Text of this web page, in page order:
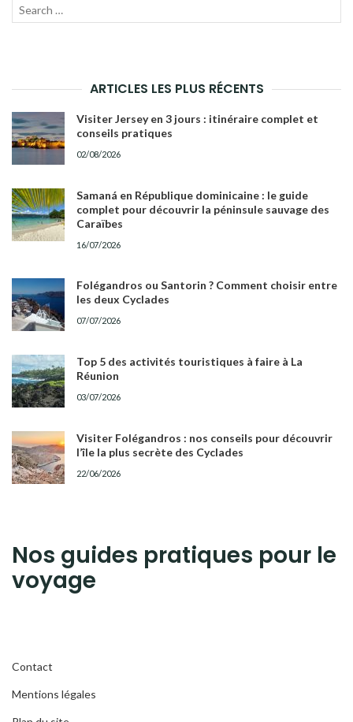
Recherche
ARTICLES LES PLUS RÉCENTS
Visiter Jersey en 3 jours : itinéraire complet et
conseils pratiques
02/08/2026
Samaná en République dominicaine : le guide
complet pour découvrir la péninsule sauvage des
Caraïbes
16/07/2026
Folégandros ou Santorin ? Comment choisir entre
les deux Cyclades
07/07/2026
Top 5 des activités touristiques à faire à La
Réunion
03/07/2026
Visiter Folégandros : nos conseils pour découvrir
l’île la plus secrète des Cyclades
22/06/2026
Nos guides pratiques pour le
voyage
Contact
Mentions légales